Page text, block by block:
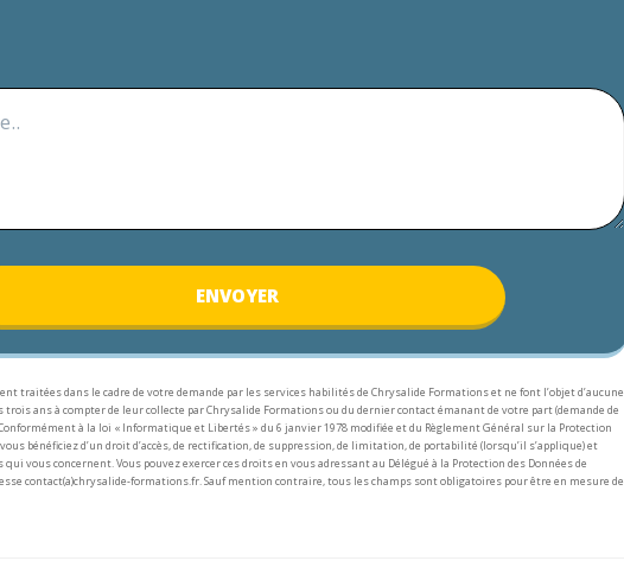
ENVOYER
traitées dans le cadre de votre demande par les services habilités de Chrysalide Formations et ne font l’objet d’aucune
trois ans à compter de leur collecte par Chrysalide Formations ou du dernier contact émanant de votre part (demande de
à la loi « Informatique et Libertés » du 6 janvier 1978 modifiée et du Règlement Général sur la Protection
bénéficiez d’un droit d’accès, de rectification, de suppression, de limitation, de portabilité (lorsqu’il s’applique) et
vous concernent. Vous pouvez exercer ces droits en vous adressant au Délégué à la Protection des Données de
contact(a)chrysalide-formations.fr.Sauf mention contraire, tous les champs sont obligatoires pour être en mesure de